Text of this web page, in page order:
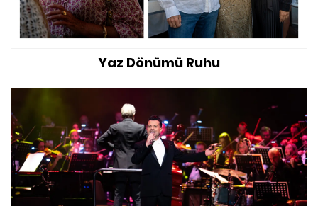
Yaz Dönümü Ruhu